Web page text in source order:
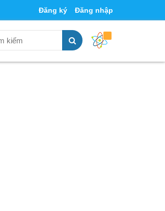
Đăng ký Đăng nhập